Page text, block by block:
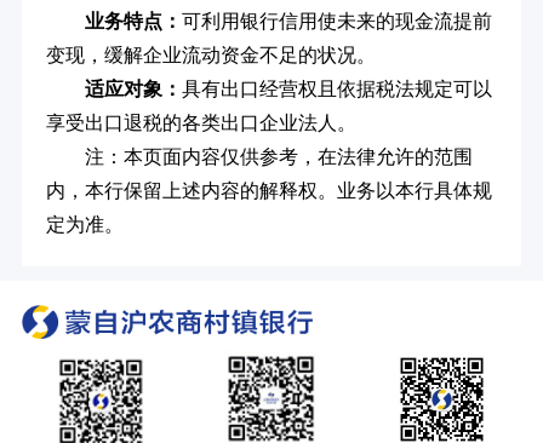
业务特点： 可利用银行信用使未来的现金流提前
变现，缓解企业流动资金不足的状况。
适应对象： 具有出口经营权且依据税法规定可以
享受出口退税的各类出口企业法人。
注：本页面内容仅供参考，在法律允许的范围
内，本行保留上述内容的解释权。业务以本行具体规
定为准。